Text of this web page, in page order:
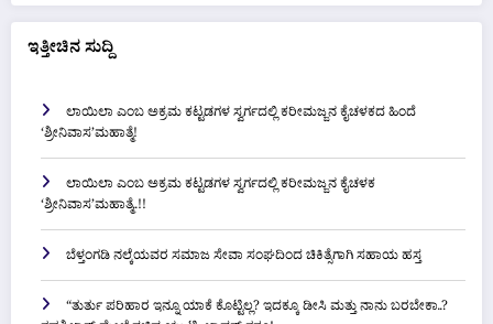
ಇತ್ತೀಚಿನ ಸುದ್ದಿ
ಲಾಯಿಲಾ ಎಂಬ ಅಕ್ರಮ ಕಟ್ಟಡಗಳ ಸ್ವರ್ಗದಲ್ಲಿ ಕರೀಮಜ್ಜನ ಕೈಚಳಕದ ಹಿಂದೆ
‘ಶ್ರೀನಿವಾಸ’ಮಹಾತ್ಮೆ!
ಲಾಯಿಲಾ ಎಂಬ ಅಕ್ರಮ ಕಟ್ಟಡಗಳ ಸ್ವರ್ಗದಲ್ಲಿ ಕರೀಮಜ್ಜನ ಕೈಚಳಕ
‘ಶ್ರೀನಿವಾಸ’ಮಹಾತ್ಮೆ..!!
ಬೆಳ್ತಂಗಡಿ ನಲ್ಕೆಯವರ ಸಮಾಜ ಸೇವಾ ಸಂಘದಿಂದ ಚಿಕಿತ್ಸೆಗಾಗಿ ಸಹಾಯ ಹಸ್ತ
“ತುರ್ತು ಪರಿಹಾರ ಇನ್ನೂ ಯಾಕೆ ಕೊಟ್ಟಿಲ್ಲ? ಇದಕ್ಕೂ ಡೀಸಿ ಮತ್ತು ನಾನು ಬರಬೇಕಾ..?